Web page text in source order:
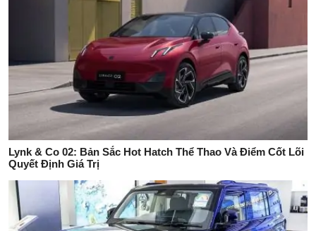
Lynk & Co 02: Bản Sắc Hot Hatch Thể Thao Và Điểm Cốt Lõi
Quyết Định Giá Trị